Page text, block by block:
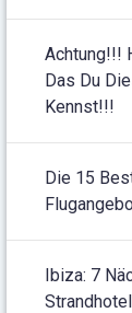
Achtung!!!
Das Du
Kennst!!!
Die 15
Ibiza: 7